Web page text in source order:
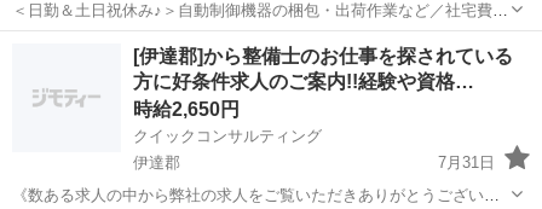
＜日勤＆土日祝休み♪＞自動制御機器の梱包・出荷作業など／社宅費無
料！家賃ゼロ円で新生活スタート★／月収例29万円◎／未経験OK！／
20～40代男女活躍中 自動制御機器の梱包・入出荷など 空気圧機器や
温調機器製品・部品の梱包...
[伊達郡]から整備士のお仕事を探されている
方に好条件求人のご案内!!経験や資格…
時給2,650円
クイックコンサルティング
伊達郡
7月31日
《数ある求人の中から弊社の求人をご覧いただきありがとうございま